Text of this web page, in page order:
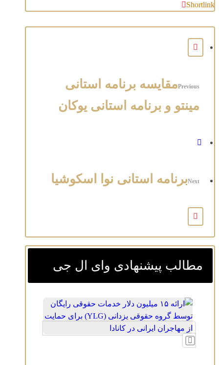
Shortlink
Previousمقایسه برنامه استانی
مینتو و برنامه استانی یوکان
Nextبرنامه استانی نوا اسکوشیا
مطالب پیشنهادی وای ال جی